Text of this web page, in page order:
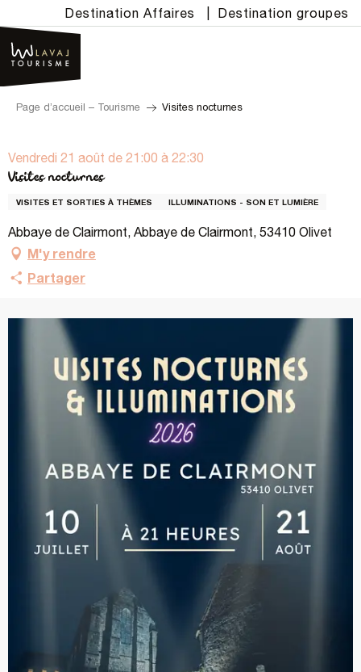
au
contenu
principal
Destination Affaires Destination groupes
Page d’accueil – Tourisme Visites nocturnes
Vendredi 21 août de 21:00 à 22:30
Visites nocturnes
VISITES ET SORTIES À THÈMES ILLUMINATIONS - SON ET LUMIÈRE
Abbaye de Clairmont, Abbaye de Clairmont, 53410 Olivet
M'y rendre
Partager